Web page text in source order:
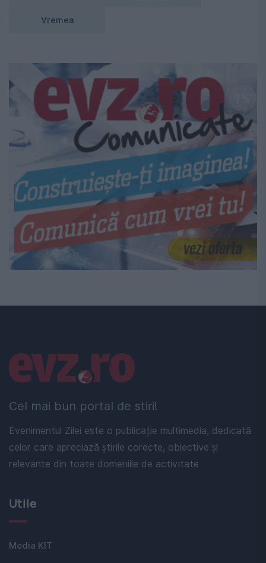
Vremea
Cel mai bun portal de stiri!
Evenimentul Zilei este o publicație multimedia, dedicată
celor care apreciază știrile corecte, obiective și
relevante din toate domeniile de activitate
Linkuri utile
Utile
Media KIT